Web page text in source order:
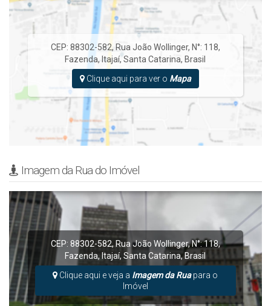
CEP: 88302-582, Rua João Wollinger, N°: 118,
Fazenda,Itajaí,Santa Catarina,Brasil
Clique aqui para ver o Mapa
Imagem da Rua do Imóvel
CEP: 88302-582,Rua João Wollinger,N°:118,
Fazenda,Itajaí,Santa Catarina,Brasil
Clique aqui e veja a Imagem da Ruapara o
Imóvel